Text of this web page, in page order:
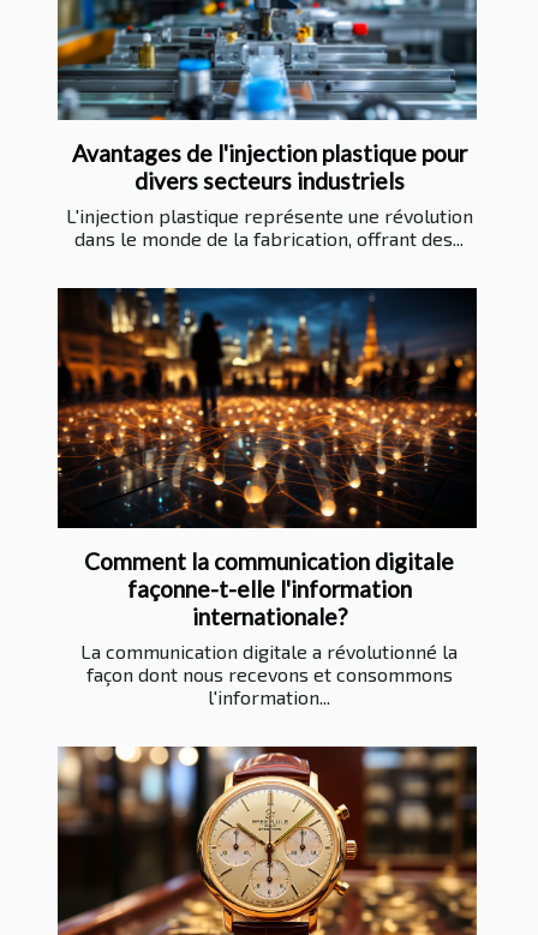
Avantages de l'injection plastique pour
divers secteurs industriels
L'injection plastique représente une révolution
dans le monde de la fabrication, offrant des...
Comment la communication digitale
façonne-t-elle l'information
internationale?
La communication digitale a révolutionné la
façon dont nous recevons et consommons
l'information...